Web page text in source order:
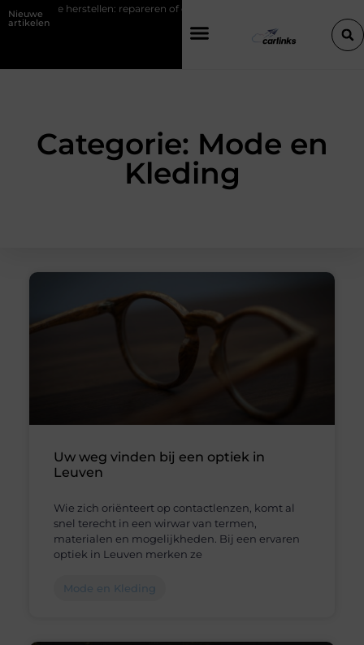
Nieuwe
artikelen
herstellen: repareren of de bumper vervangen?
Categorie: Mode en
Kleding
Uw weg vinden bij een optiek in
Leuven
Wie zich oriënteert op contactlenzen, komt al
snel terecht in een wirwar van termen,
materialen en mogelijkheden. Bij een ervaren
optiek in Leuven merken ze
Mode en Kleding